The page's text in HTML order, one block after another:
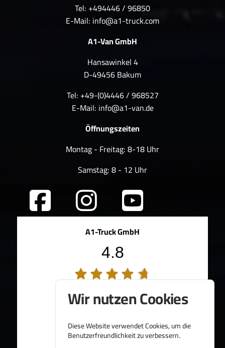
Tel: +494446 / 96850
E-Mail: info@a1-truck.com
A1-Van GmbH
Hansawinkel 4
D-49456 Bakum
Tel: +49-(0)4446 / 968527
E-Mail: info@a1-van.de
Öffnungszeiten
Montag - Freitag: 8-18 Uhr
Samstag: 8 - 12 Uhr
A1-Truck GmbH
4.8
100%Weiterempfehlungen
Bereitgestellt von
Wir nutzen Cookies
Diese Website verwendet Cookies, um die
Benutzerfreundlichkeit zu verbessern.